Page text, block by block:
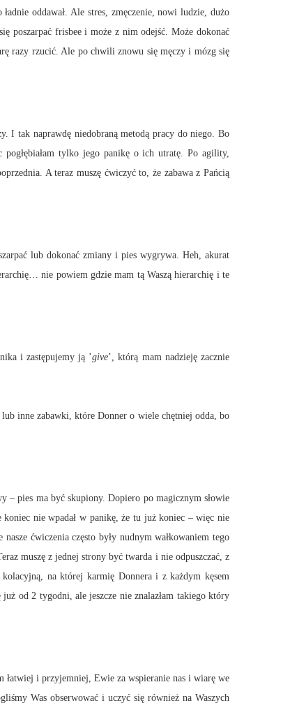
oddawał. Ale stres, zmęczenie, nowi ludzie, dużo
poszarpać frisbee i może z nim odejść. Może dokonać
razy rzucić. Ale po chwili znowu się męczy i mózg się
I tak naprawdę niedobraną metodą pracy do niego. Bo
tylko jego panikę o ich utratę. Po agility,
A teraz muszę ćwiczyć to, że zabawa z Pańcią
lub dokonać zmiany i pies wygrywa. Heh, akurat
nie powiem gdzie mam tą Waszą hierarchię i te
i zastępujemy ją ’give’, którą mam nadzieję zacznie
inne zabawki, które Donner o wiele chętniej odda, bo
– pies ma być skupiony. Dopiero po magicznym słowie
nie wpadał w panikę, że tu już koniec – więc nie
ćwiczenia często były nudnym wałkowaniem tego
muszę z jednej strony być twarda i nie odpuszczać, z
na której karmię Donnera i z każdym kęsem
od 2 tygodni, ale jeszcze nie znalazłam takiego który
i przyjemniej, Ewie za wspieranie nas i wiarę we
Was obserwować i uczyć się również na Waszych